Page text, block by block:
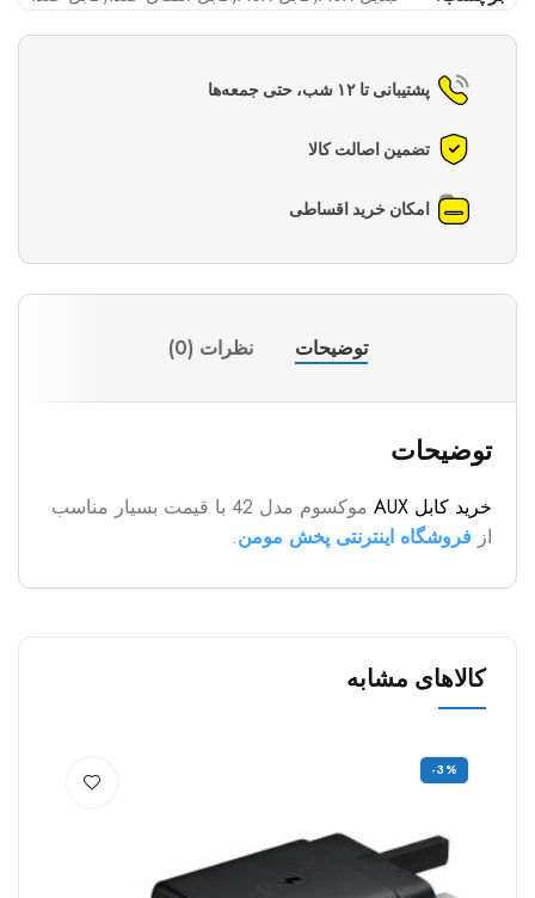
پشتیبانی تا ۱۲ شب، حتی جمعه‌ها
تضمین اصالت کالا
امکان خرید اقساطی
توضیحات نظرات (0)
توضیحات
خرید کابل AUX
موکسوم مدل 42 با قیمت بسیار مناسب
از فروشگاه اینترنتی پخش مومن.
کالاهای مشابه
-3%